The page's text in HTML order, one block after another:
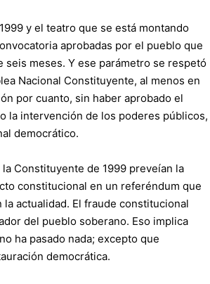
y el teatro que se está montando
aprobadas por el pueblo que
meses. Y ese parámetro se respetó
Nacional Constituyente, al menos en
por cuanto, sin haber aprobado el
la intervención de los poderes públicos,
democrático.
Constituyente de 1999 preveían la
constitucional en un referéndum que
actualidad. El fraude constitucional
del pueblo soberano. Eso implica
ha pasado nada; excepto que
democrática.